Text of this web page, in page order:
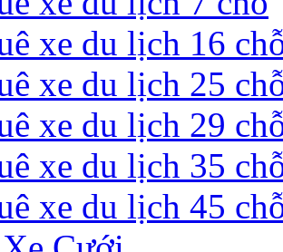
xe du lịch 16
xe du lịch 25
xe du lịch 29
xe du lịch 35
xe du lịch 45